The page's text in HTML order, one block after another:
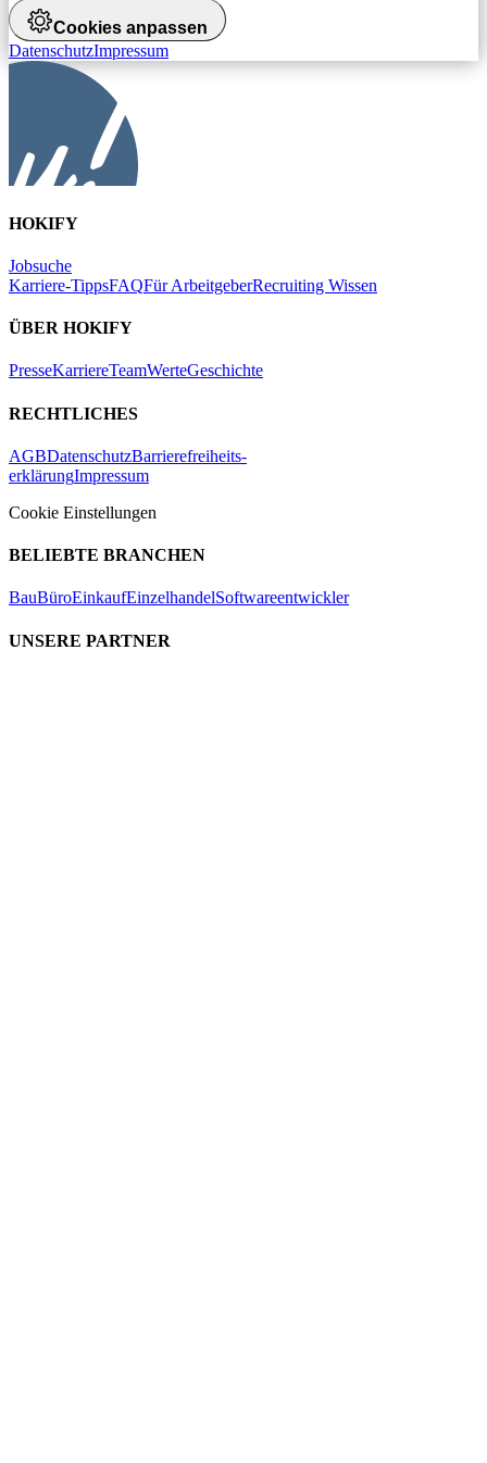
Cookies anpassen
DatenschutzImpressum
HOKIFY
Jobsuche
Karriere-TippsFAQFür ArbeitgeberRecruiting Wissen
ÜBER HOKIFY
PresseKarriereTeamWerteGeschichte
RECHTLICHES
AGBDatenschutzBarrierefreiheits-
erklärungImpressum
Cookie Einstellungen
BELIEBTE BRANCHEN
BauBüroEinkaufEinzelhandelSoftwareentwickler
UNSERE PARTNER